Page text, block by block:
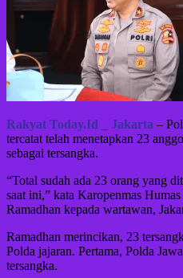
Rakyat Today.Id _ Jakarta –
tercatat telah menetapkan 23
sebagai tersangka.
“Total sudah ada 23 orang yang
saat ini,” kata Karopenmas
Ramadhan kepada wartawan,
Ramadhan merincikan, 23
Polda jajaran. Pertama, Polda
tersangka.